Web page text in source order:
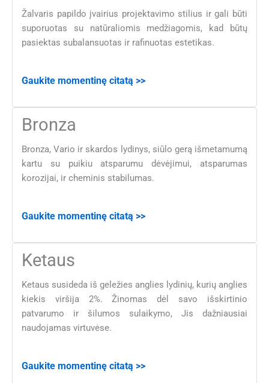
Žalvaris papildo įvairius projektavimo stilius ir gali būti
suporuotas su natūraliomis medžiagomis, kad būtų
pasiektas subalansuotas ir rafinuotas estetikas.
Gaukite momentinę citatą >>
Bronza
Bronza, Vario ir skardos lydinys, siūlo gerą išmetamumą
kartu su puikiu atsparumu dėvėjimui, atsparumas
korozijai, ir cheminis stabilumas.
Gaukite momentinę citatą >>
Ketaus
Ketaus susideda iš geležies anglies lydinių, kurių anglies
kiekis viršija 2%. Žinomas dėl savo išskirtinio
patvarumo ir šilumos sulaikymo, Jis dažniausiai
naudojamas virtuvėse.
Gaukite momentinę citatą >>